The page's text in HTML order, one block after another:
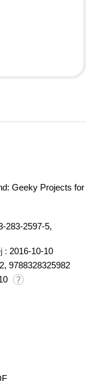
Geeky Projects for
283-2597-5,
: 2016-10-10
9788328325982